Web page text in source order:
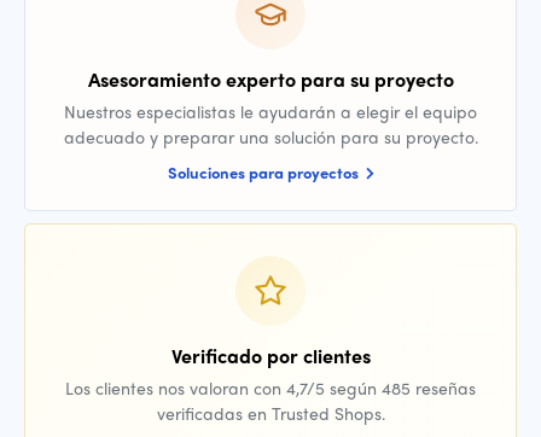
Asesoramiento experto para su proyecto
Nuestros especialistas le ayudarán a elegir el equipo
adecuado y preparar una solución para su proyecto.
Soluciones para proyectos
Verificado por clientes
Los clientes nos valoran con 4,7/5 según 485 reseñas
verificadas en Trusted Shops.